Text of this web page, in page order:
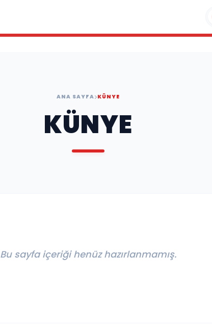
ANA SAYFA KÜNYE
KÜNYE
Bu sayfa içeriği henüz hazırlanmamış.